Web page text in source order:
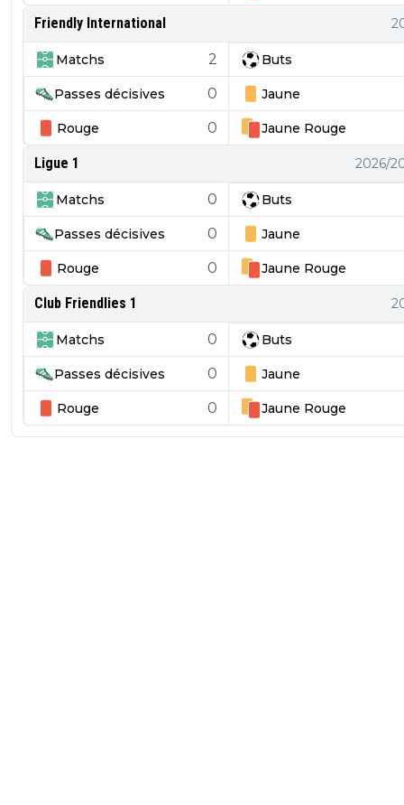
Friendly International
Matchs 2 Buts
Passes décisives 0 Jaune
Rouge 0 Jaune Rouge
Ligue 1 2026/
Matchs 0 Buts
Passes décisives 0 Jaune
Rouge 0 Jaune Rouge
Club Friendlies 1
Matchs 0 Buts
Passes décisives 0 Jaune
Rouge 0 Jaune Rouge